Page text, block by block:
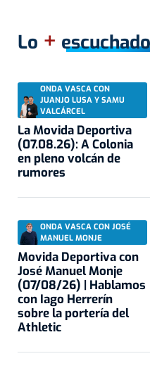
Lo + escuchado
ONDA VASCA CON
JUANJO LUSA Y SAMU
VALCÁRCEL
La Movida Deportiva
(07.08.26): A Colonia
en pleno volcán de
rumores
ONDA VASCA CON JOSÉ
MANUEL MONJE
Movida Deportiva con
José Manuel Monje
(07/08/26) | Hablamos
con Iago Herrerín
sobre la portería del
Athletic